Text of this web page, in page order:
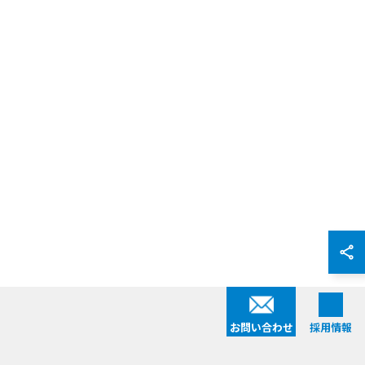
お問い合わせ 採用情報